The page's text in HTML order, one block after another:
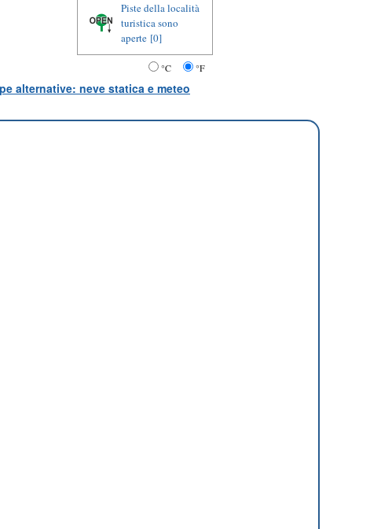
Piste della località
turistica sono
aperte [0]
°C °F
alternative: neve statica e meteo